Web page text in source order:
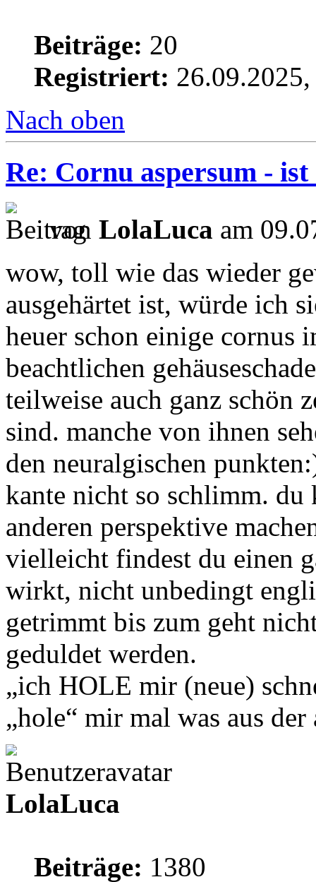
Beiträge: 20
Registriert:
Nach oben
Re: Cornu aspersum -
von LolaLuca am
wow, toll wie das wieder
ausgehärtet ist, würde ich
heuer schon einige cornus
beachtlichen
teilweise auch ganz schön
sind. manche von ihnen
den neuralgischen
kante nicht so schlimm. du
anderen perspektive
vielleicht findest du einen
wirkt, nicht unbedingt
getrimmt bis zum geht
geduldet werden.
„ich HOLE mir (neue)
„hole“ mir mal was aus
LolaLuca
Beiträge: 1380